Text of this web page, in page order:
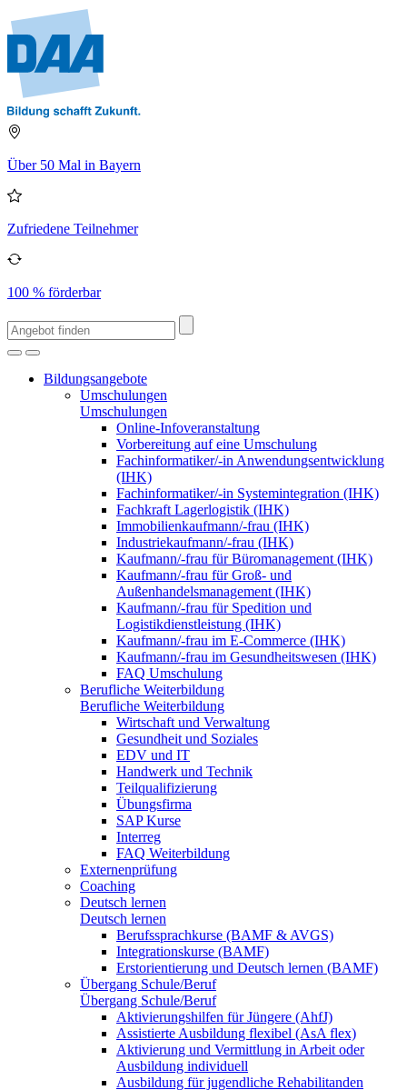
Über 50 Mal in Bayern
Zufriedene Teilnehmer
100 % förderbar
Bildungsangebote
Umschulungen
Umschulungen
Online-Infoveranstaltung
Vorbereitung auf eine Umschulung
Fachinformatiker/-in Anwendungsentwicklung
(IHK)
Fachinformatiker/-in Systemintegration (IHK)
Fachkraft Lagerlogistik (IHK)
Immobilienkaufmann/-frau (IHK)
Industriekaufmann/-frau (IHK)
Kaufmann/-frau für Büromanagement (IHK)
Kaufmann/-frau für Groß- und
Außenhandelsmanagement (IHK)
Kaufmann/-frau für Spedition und
Logistikdienstleistung (IHK)
Kaufmann/-frau im E-Commerce (IHK)
Kaufmann/-frau im Gesundheitswesen (IHK)
FAQ Umschulung
Berufliche Weiterbildung
Berufliche Weiterbildung
Wirtschaft und Verwaltung
Gesundheit und Soziales
EDV und IT
Handwerk und Technik
Teilqualifizierung
Übungsfirma
SAP Kurse
Interreg
FAQ Weiterbildung
Externenprüfung
Coaching
Deutsch lernen
Deutsch lernen
Berufssprachkurse (BAMF & AVGS)
Integrationskurse (BAMF)
Erstorientierung und Deutsch lernen (BAMF)
Übergang Schule/Beruf
Übergang Schule/Beruf
Aktivierungshilfen für Jüngere (AhfJ)
Assistierte Ausbildung flexibel (AsA flex)
Aktivierung und Vermittlung in Arbeit oder
Ausbildung individuell
Ausbildung für jugendliche Rehabilitanden